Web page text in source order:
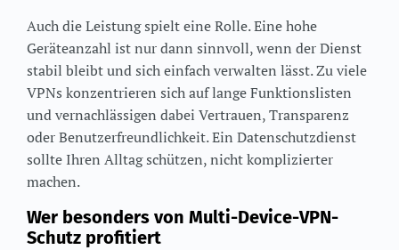
Auch die Leistung spielt eine Rolle. Eine hohe
Geräteanzahl ist nur dann sinnvoll, wenn der Dienst
stabil bleibt und sich einfach verwalten lässt. Zu viele
VPNs konzentrieren sich auf lange Funktionslisten
und vernachlässigen dabei Vertrauen, Transparenz
oder Benutzerfreundlichkeit. Ein Datenschutzdienst
sollte Ihren Alltag schützen, nicht komplizierter
machen.
Wer besonders von Multi-Device-VPN-
Schutz profitiert